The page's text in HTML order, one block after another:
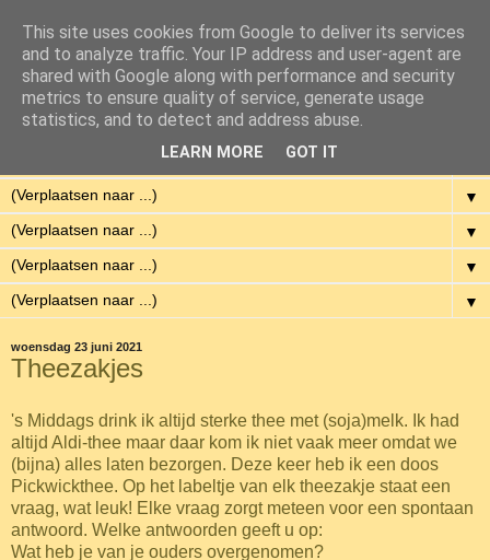
Eenvoudig Gelukkig
Met weinig middelen een hoge kwaliteit van leven hebben.
▼
▼
▼
▼
woensdag 23 juni 2021
Theezakjes
's Middags drink ik altijd sterke thee met (soja)melk. Ik had
altijd Aldi-thee maar daar kom ik niet vaak meer omdat we
(bijna) alles laten bezorgen. Deze keer heb ik een doos
Pickwickthee. Op het labeltje van elk theezakje staat een
vraag, wat leuk! Elke vraag zorgt meteen voor een spontaan
antwoord. Welke antwoorden geeft u op:
Wat heb je van je ouders overgenomen?
This site uses cookies from Google to deliver its services
and to analyze traffic. Your IP address and user-agent are
shared with Google along with performance and security
metrics to ensure quality of service, generate usage
statistics, and to detect and address abuse.
LEARN MORE GOT IT